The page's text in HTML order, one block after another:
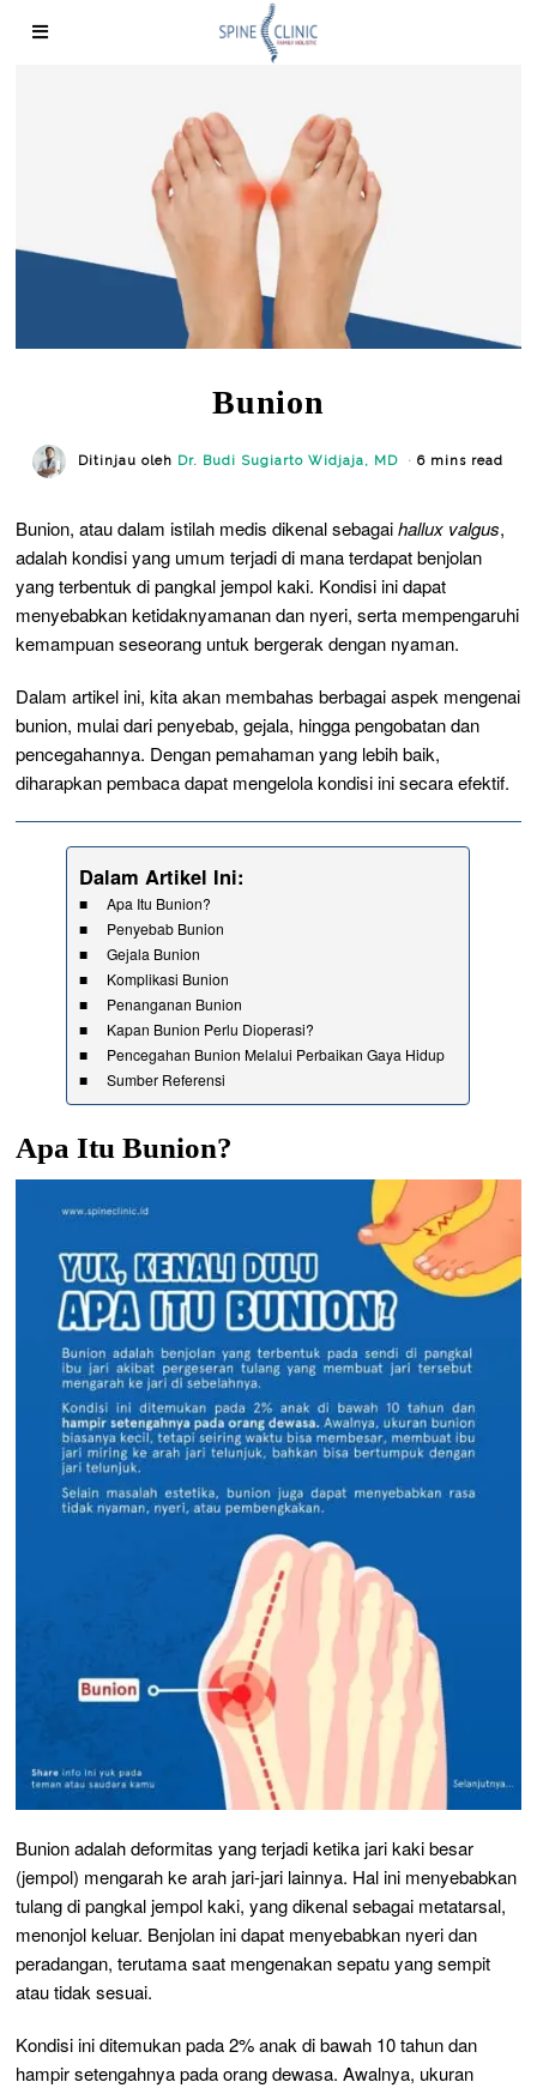
Bunion
Ditinjau oleh Dr. Budi Sugiarto Widjaja, MD 6 mins read
Bunion, atau dalam istilah medis dikenal sebagaihallux valgus,
adalah kondisi yang umum terjadi di mana terdapat benjolan
yang terbentuk di pangkal jempol kaki. Kondisi ini dapat
menyebabkan ketidaknyamanan dan nyeri, serta mempengaruhi
kemampuan seseorang untuk bergerak dengan nyaman.
Dalam artikel ini, kita akan membahas berbagai aspek mengenai
bunion, mulai dari penyebab, gejala, hingga pengobatan dan
pencegahannya. Dengan pemahaman yang lebih baik,
diharapkan pembaca dapat mengelola kondisi ini secara efektif.
Dalam Artikel Ini:
Apa Itu Bunion?
Penyebab Bunion
Gejala Bunion
Komplikasi Bunion
Penanganan Bunion
Kapan Bunion Perlu Dioperasi?
Pencegahan Bunion Melalui Perbaikan Gaya Hidup
Sumber Referensi
Apa Itu Bunion?
Bunion adalah deformitas yang terjadi ketika jari kaki besar
(jempol) mengarah ke arah jari-jari lainnya. Hal ini menyebabkan
tulang di pangkal jempol kaki, yang dikenal sebagai metatarsal,
menonjol keluar. Benjolan ini dapat menyebabkan nyeri dan
peradangan, terutama saat mengenakan sepatu yang sempit
atau tidak sesuai.
Kondisi ini ditemukan pada 2% anak di bawah 10 tahun dan
hampir setengahnya pada orang dewasa. Awalnya, ukuran